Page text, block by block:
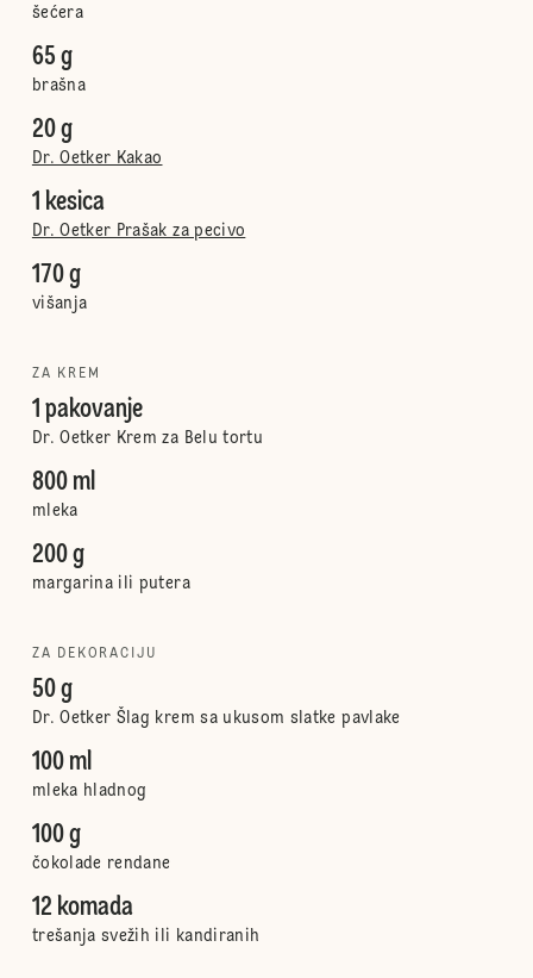
šećera
65 g
brašna
20 g
Dr. Oetker Kakao
1 kesica
Dr. Oetker Prašak za pecivo
170 g
višanja
ZA KREM
1 pakovanje
Dr. Oetker Krem za Belu tortu
800 ml
mleka
200 g
margarina ili putera
ZA DEKORACIJU
50 g
Dr. Oetker Šlag krem sa ukusom slatke pavlake
100 ml
mleka hladnog
100 g
čokolade rendane
12 komada
trešanja svežih ili kandiranih